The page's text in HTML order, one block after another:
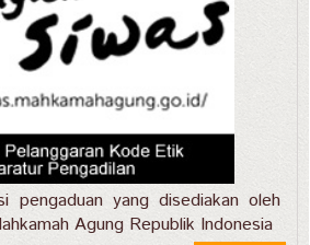
pengaduan yang disediakan oleh
Agung Republik Indonesia